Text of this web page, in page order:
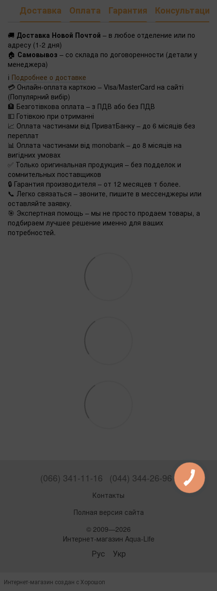
Доставка Оплата Гарантия Консультация
🚚 Доставка Новой Почтой – в любое отделение или по
адресу (1-2 дня)
🏠 Самовывоз – со склада по договоренности (детали у
менеджера)
ℹ️ Подробнее о доставке
💳 Онлайн-оплата карткою – Visa/MasterCard на сайті
(Популярний вибір)
🏦 Безготівкова оплата – з ПДВ або без ПДВ
💵 Готівкою при отриманні
📈 Оплата частинами від ПриватБанку – до 6 місяців без
переплат
📊 Оплата частинами від monobank – до 8 місяців на
вигідних умовах
✅ Только оригинальная продукция – без подделок и
сомнительных поставщиков
🔒 Гарантия производителя – от 12 месяцев т более.
📞 Легко связаться – звоните, пишите в мессенджеры или
оставляйте заявку.
🎯 Экспертная помощь – мы не просто продаем товары, а
подбираем лучшее решение именно для ваших
потребностей.
(066) 341-11-16 (044) 344-26-96
Контакты
Полная версия сайта
© 2009—2026
Интернет-магазин Aqua-Life
Рус Укр
Интернет-магазин создан с Хорошоп